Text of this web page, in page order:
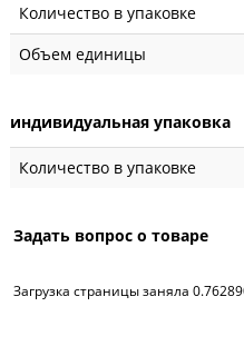
Количество в упаковке
Объем единицы
индивидуальная упаковка
Количество в упаковке
Задать вопрос о товаре
Загрузка страницы заняла